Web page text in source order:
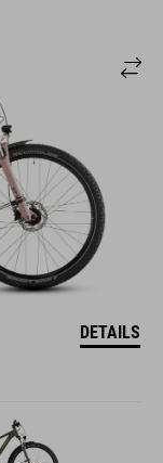
DETAILS